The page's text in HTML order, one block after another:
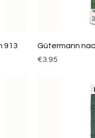
913
Gütermann
Price
€3.95